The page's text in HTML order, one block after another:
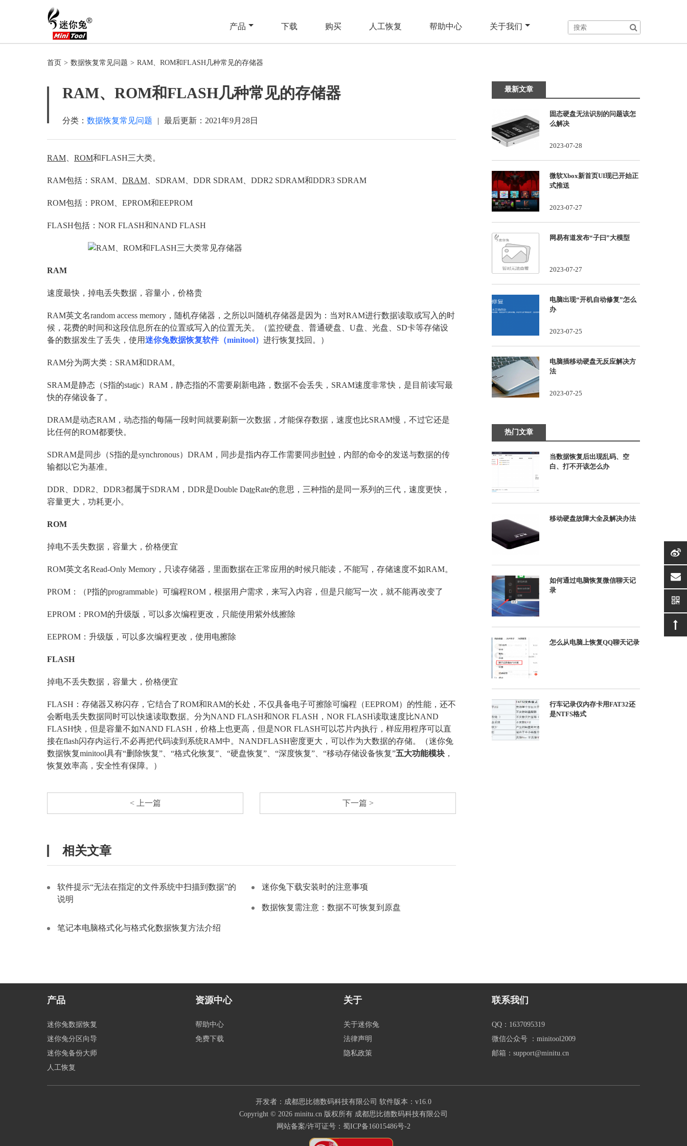
产品 下载 购买 人工恢复 帮助中心 关于我们
首页 > 数据恢复常见问题 > RAM、ROM和FLASH几种常见的存储器
RAM、ROM和FLASH几种常见的存储器
分类： 数据恢复常见问题 | 最后更新： 2021年9月28日
RAM ROM和FLASH三大类。
RAM包括：SRAM、 DRAM 、SDRAM、DDR SDRAM、DDR2 SDRAM和DDR3 SDRAM
ROM包括：PROM、EPROM和EEPROM
FLASH包括：NOR FLASH和NAND FLASH
RAM
速度最快，掉电丢失数据，容量小，价格贵
RAM英文名random access memory，随机存储器，之所以叫随机存储器是因为：当对RAM进行数据读取或写入的时
候，花费的时间和这段信息所在的位置或写入的位置无关。（监控硬盘、普通硬盘、U盘、光盘、SD卡等存储设
备的数据发生了丢失，使用迷你兔数据恢复软件（minitool） 进行恢复找回。）
RAM分为两大类：SRAM和DRAM。
SRAM是静态（S指的static）RAM，静态指的不需要刷新电路，数据不会丢失，SRAM速度非常快，是目前读写最
快的存储设备了。
DRAM是动态RAM，动态指的每隔一段时间就要刷新一次数据，才能保存数据，速度也比SRAM慢，不过它还是
比任何的ROM都要快。
SDRAM是同步（S指的是synchronous）DRAM，同步是指内存工作需要同步时钟 ，内部的命令的发送与数据的传
输都以它为基准。
DDR、DDR2、DDR3都属于SDRAM，DDR是Double DateRate的意思，三种指的是同一系列的三代，速度更快，
容量更大，功耗更小。
ROM
掉电不丢失数据，容量大，价格便宜
ROM英文名Read-Only Memory，只读存储器，里面数据在正常应用的时候只能读，不能写，存储速度不如RAM。
PROM：（P指的programmable）可编程ROM，根据用户需求，来写入内容，但是只能写一次，就不能再改变了
EPROM：PROM的升级版，可以多次编程更改，只能使用紫外线擦除
EEPROM：升级版，可以多次编程更改，使用电擦除
FLASH
掉电不丢失数据，容量大，价格便宜
FLASH：存储器又称闪存，它结合了ROM和RAM的长处，不仅具备电子可擦除可编程（EEPROM）的性能，还不
会断电丢失数据同时可以快速读取数据。分为NAND FLASH和NOR FLASH，NOR FLASH读取速度比NAND
FLASH快，但是容量不如NAND FLASH，价格上也更高，但是NOR FLASH可以芯片内执行，样应用程序可以直
接在flash闪存内运行,不必再把代码读到系统RAM中。NANDFLASH密度更大，可以作为大数据的存储。（迷你兔
数据恢复minitool具有“删除恢复”、“格式化恢复”、“硬盘恢复”、“深度恢复”、“移动存储设备恢复”五大功能模块 ，
恢复效率高，安全性有保障。）
< 上一篇 下一篇 >
相关文章
软件提示“无法在指定的文件系统中扫描到数据”的
说明
迷你兔下载安装时的注意事项
数据恢复需注意：数据不可恢复到原盘
笔记本电脑格式化与格式化数据恢复方法介绍
最新文章
固态硬盘无法识别的问题该怎
么解决
2023-07-28
微软Xbox新首页UI现已开始正
式推送
2023-07-27
网易有道发布“子曰”大模型
2023-07-27
电脑出现“开机自动修复”怎么
办
2023-07-25
电脑插移动硬盘无反应解决方
法
2023-07-25
热门文章
当数据恢复后出现乱码、空
白、打不开该怎么办
移动硬盘故障大全及解决办法
如何通过电脑恢复微信聊天记
录
怎么从电脑上恢复QQ聊天记录
行车记录仪内存卡用FAT32还
是NTFS格式
产品
迷你兔数据恢复
迷你兔分区向导
迷你兔备份大师
人工恢复
资源中心
帮助中心
免费下载
关于
关于迷你兔
法律声明
隐私政策
联系我们
QQ：1637095319
微信公众号 ：minitool2009
邮箱：support@minitu.cn
开发者：成都思比德数码科技有限公司 软件版本：v16.0
Copyright © 2026 minitu.cn 版权所有 成都思比德数码科技有限公司
网站备案/许可证号： 蜀ICP备16015486号-2